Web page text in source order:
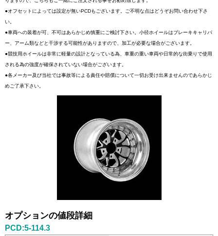
●オフセットによっては設定が無いPCDもございます。ご不明な点はどうぞお問い合わせ下さ
い。
●車両への装着が可、不可はあらかじめ慎重にご検討下さい。小径ホイールはブレーキキャリパ
ー、アーム類などと干渉する可能性がありますので、加工が必要な場合がございます。
●競技用ホイールは非常に軽量の設計となっている為、車重の重い車両や日常的な街乗りで使用
される為の強度が確保されていない場合がございます。
●各メーカー及び当社では事故等による責任や賠償について一切お受け出来ませんのであらかじ
めご了承下さい。
オプションの値段詳細
PCD:5-114.3